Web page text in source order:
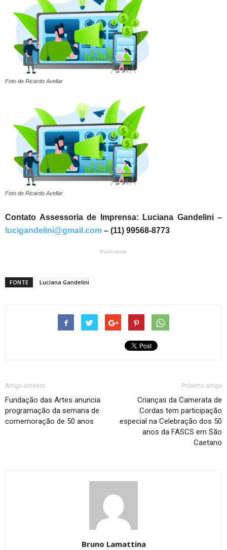
Foto de Ricardo Avellar
Foto de Ricardo Avellar
Contato Assessoria de Imprensa: Luciana Gandelini –
lucigandelini@gmail.com – (11) 99568-8773
Publicidade
FONTE Luciana Gandelini
Artigo anterior
Fundação das Artes anuncia
programação da semana de
comemoração de 50 anos
Próximo artigo
Crianças da Camerata de
Cordas tem participação
especial na Celebração dos 50
anos da FASCS em São
Caetano
Bruno Lamattina